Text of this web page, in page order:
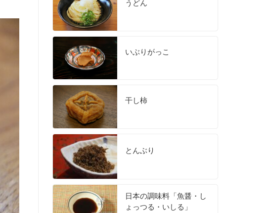
うどん
いぶりがっこ
干し柿
とんぶり
日本の調味料「魚醤・し
ょっつる・いしる」